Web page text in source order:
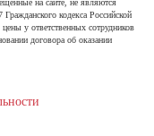
кодекса Российской
у ответственных сотрудников
договора об оказании